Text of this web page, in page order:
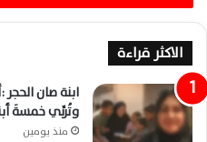
الاكثر قراءة
ابنة صان الحجر
وتُربِّي خمسةَ
منذ يومين